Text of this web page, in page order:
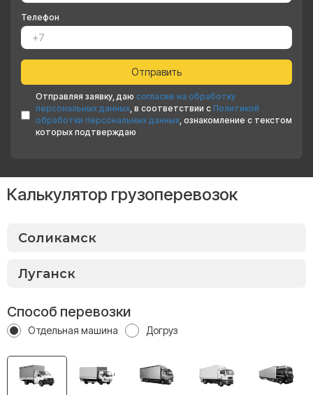
Телефон
Отправляя заявку, даю согласие на обработку
персональных данных, в соответствии с Политикой
обработки персональных данных, ознакомление с текстом
которых подтверждаю
Калькулятор грузоперевозок
Способ перевозки
Отдельная машина Догруз